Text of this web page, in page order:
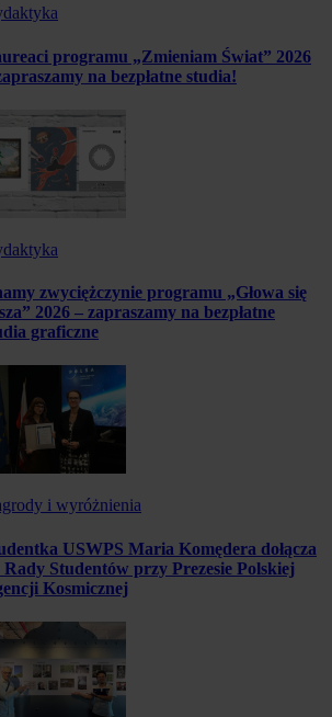
programu „Zmieniam Świat” 2026
na bezpłatne studia!
zwyciężczynie programu „Głowa się
2026 – zapraszamy na bezpłatne
graficzne
i wyróżnienia
USWPS Maria Komędera dołącza
Rady Studentów przy Prezesie Polskiej
Kosmicznej